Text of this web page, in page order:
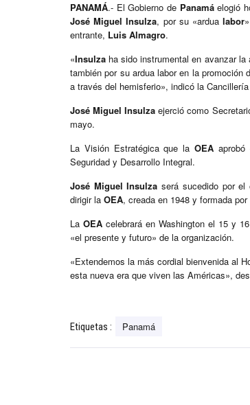
PANAMÁ.- El Gobierno de Panamáelogió
José Miguel Insulza, por su «ardualabor
entrante, Luis Almagro.
«Insulza ha sido instrumental en avanzar
también por su ardua labor en la promoción
a través del hemisferio», indicó la
José Miguel Insulza ejerció como
mayo.
La Visión Estratégica que laOEA
Seguridad y Desarrollo Integral.
José Miguel Insulzaserá sucedido por el
dirigir la OEA, creada en 1948 y formada
La OEAcelebrará en Washington el 15 y
«el presente y futuro» de la organización.
«Extendemos la más cordial bienvenida al
esta nueva era que viven las Américas»,
Etiquetas : Panamá